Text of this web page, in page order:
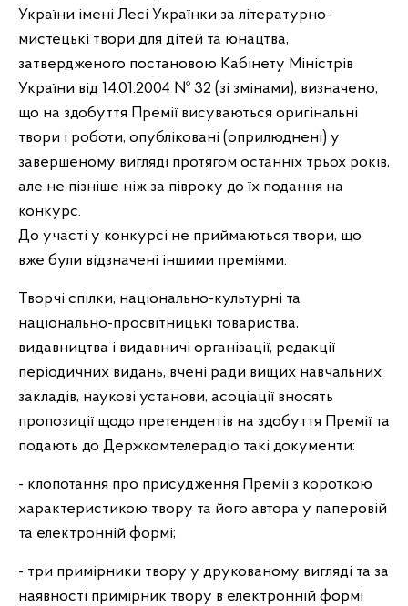
України імені Лесі Українки за літературно-
мистецькі твори для дітей та юнацтва,
затвердженого постановою Кабінету Міністрів
України від 14.01.2004 № 32 (зі змінами), визначено,
що на здобуття Премії висуваються оригінальні
твори і роботи, опубліковані (оприлюднені) у
завершеному вигляді протягом останніх трьох років,
але не пізніше ніж за півроку до їх подання на
конкурс.
До участі у конкурсі не приймаються твори, що
вже були відзначені іншими преміями.
Творчі спілки, національно-культурні та
національно-просвітницькі товариства,
видавництва і видавничі організації, редакції
періодичних видань, вчені ради вищих навчальних
закладів, наукові установи, асоціації вносять
пропозиції щодо претендентів на здобуття Премії та
подають до Держкомтелерадіо такі документи:
- клопотання про присудження Премії з короткою
характеристикою твору та його автора у паперовій
та електронній формі;
- три примірники твору у друкованому вигляді та за
наявності примірник твору в електронній формі